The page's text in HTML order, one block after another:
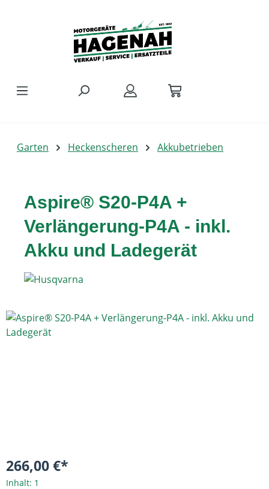
Garten Heckenscheren Akkubetrieben
Aspire® S20-P4A +
Verlängerung-P4A - inkl.
Akku und Ladegerät
Bildergalerie überspringen
266,00 €*
Inhalt: 1